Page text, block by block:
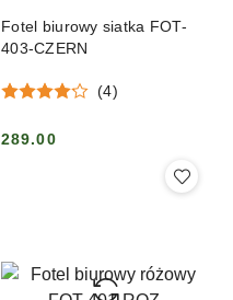
Fotel biurowy siatka FOT-
403-CZERN
(4)
Cena:
289.00